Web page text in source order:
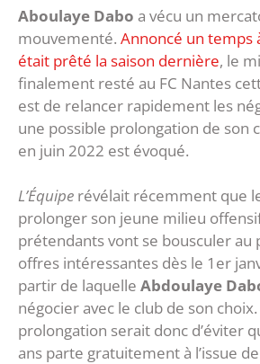
Aboulaye Dabo a vécu un
mouvementé. Annoncé un temps
était prêté la saison dernière, le
finalement resté au FC Nantes
est de relancer rapidement les
une possible prolongation de son
en juin 2022 est évoqué.
L’Équipe révélait récemment que
prolonger son jeune milieu
prétendants vont se bousculer au
offres intéressantes dès le 1er
partir de laquelle Abdoulaye
négocier avec le club de son
prolongation serait donc d’éviter
ans parte gratuitement à l’issue